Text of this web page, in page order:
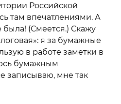
Российской
там впечатлениями. А
была! (Смеется.) Скажу
я за бумажные
в работе заметки в
бумажным
записываю, мне так